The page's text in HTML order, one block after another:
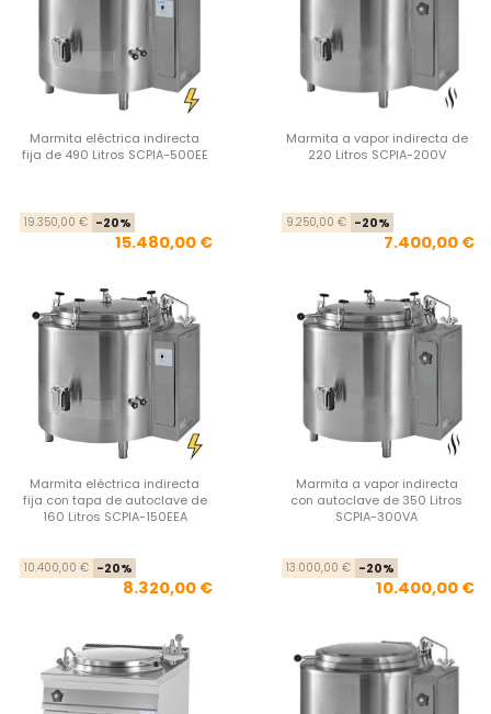
Marmita eléctrica indirecta
fija de 490 Litros SCPIA-500EE
Precio base
19.350,00 € -20%
15.480,00 €
Marmita a vapor indirecta de
220 Litros SCPIA-200V
9.250,00 € -20%
7.400,00 €
Marmita eléctrica indirecta
fija con tapa de autoclave de
160 Litros SCPIA-150EEA
Precio base
10.400,00 € -20%
8.320,00 €
Marmita a vapor indirecta
con autoclave de 350 Litros
SCPIA-300VA
13.000,00 € -20%
10.400,00 €